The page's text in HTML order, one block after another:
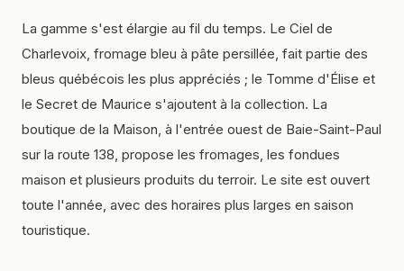
La gamme s'est élargie au fil du temps. Le Ciel de
Charlevoix, fromage bleu à pâte persillée, fait partie des
bleus québécois les plus appréciés ; le Tomme d'Élise et
le Secret de Maurice s'ajoutent à la collection. La
boutique de la Maison, à l'entrée ouest de Baie-Saint-Paul
sur la route 138, propose les fromages, les fondues
maison et plusieurs produits du terroir. Le site est ouvert
toute l'année, avec des horaires plus larges en saison
touristique.